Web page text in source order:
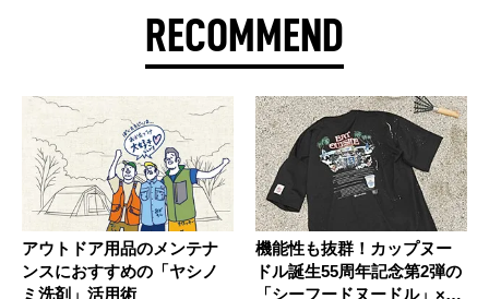
RECOMMEND
アウトドア用品のメンテナ
ンスにおすすめの「ヤシノ
ミ洗剤」活用術
機能性も抜群！カップヌー
ドル誕生55周年記念第2弾の
「シーフードヌードル」×